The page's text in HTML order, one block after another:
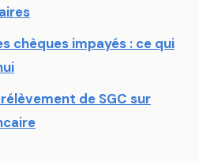
chèques impayés : ce qui
de SGC sur